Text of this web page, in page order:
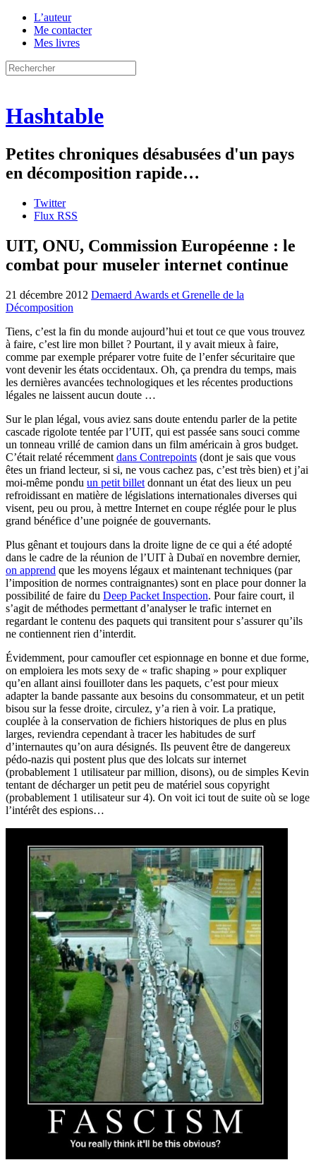
L’auteur
Me contacter
Mes livres
Hashtable
Petites chroniques désabusées d'un pays
en décomposition rapide…
Twitter
Flux RSS
UIT, ONU, Commission Européenne : le
combat pour museler internet continue
21 décembre 2012 Demaerd Awards et Grenelle de la
Décomposition
Tiens, c’est la fin du monde aujourd’hui et tout ce que vous trouvez
à faire, c’est lire mon billet ? Pourtant, il y avait mieux à faire,
comme par exemple préparer votre fuite de l’enfer sécuritaire que
vont devenir les états occidentaux. Oh, ça prendra du temps, mais
les dernières avancées technologiques et les récentes productions
légales ne laissent aucun doute …
Sur le plan légal, vous aviez sans doute entendu parler de la petite
cascade rigolote tentée par l’UIT, qui est passée sans souci comme
un tonneau vrillé de camion dans un film américain à gros budget.
C’était relaté récemment dans Contrepoints (dont je sais que vous
êtes un friand lecteur, si si, ne vous cachez pas, c’est très bien) et j’ai
moi-même pondu un petit billet donnant un état des lieux un peu
refroidissant en matière de législations internationales diverses qui
visent, peu ou prou, à mettre Internet en coupe réglée pour le plus
grand bénéfice d’une poignée de gouvernants.
Plus gênant et toujours dans la droite ligne de ce qui a été adopté
dans le cadre de la réunion de l’UIT à Dubaï en novembre dernier,
on apprend que les moyens légaux et maintenant techniques (par
l’imposition de normes contraignantes) sont en place pour donner la
possibilité de faire du Deep Packet Inspection. Pour faire court, il
s’agit de méthodes permettant d’analyser le trafic internet en
regardant le contenu des paquets qui transitent pour s’assurer qu’ils
ne contiennent rien d’interdit.
Évidemment, pour camoufler cet espionnage en bonne et due forme,
on emploiera les mots sexy de « trafic shaping » pour expliquer
qu’en allant ainsi fouilloter dans les paquets, c’est pour mieux
adapter la bande passante aux besoins du consommateur, et un petit
bisou sur la fesse droite, circulez, y’a rien à voir. La pratique,
couplée à la conservation de fichiers historiques de plus en plus
larges, reviendra cependant à tracer les habitudes de surf
d’internautes qu’on aura désignés. Ils peuvent être de dangereux
pédo-nazis qui postent plus que des lolcats sur internet
(probablement 1 utilisateur par million, disons), ou de simples Kevin
tentant de décharger un petit peu de matériel sous copyright
(probablement 1 utilisateur sur 4). On voit ici tout de suite où se loge
l’intérêt des espions…